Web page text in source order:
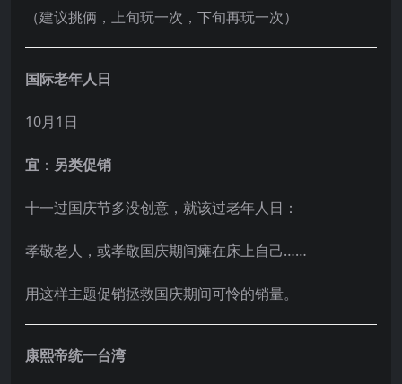
（建议挑俩，上旬玩一次，下旬再玩一次）
国际老年人日
10月1日
宜 ： 另类促销
十一过国庆节多没创意，就该过老年人日：
孝敬老人，或孝敬国庆期间瘫在床上自己……
用这样主题促销拯救国庆期间可怜的销量。
康熙帝统一台湾